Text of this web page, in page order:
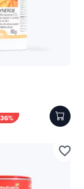
favorite_border